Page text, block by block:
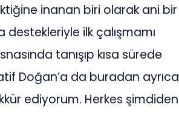
inanan biri olarak ani bir
ilk çalışmamı
tanışıp kısa sürede
Doğan’a da buradan ayrıca
ediyorum. Herkes şimdiden